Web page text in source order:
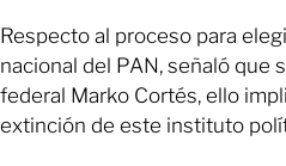
Respecto al proceso para
nacional del PAN, señaló que
federal Marko Cortés, ello
extinción de este instituto